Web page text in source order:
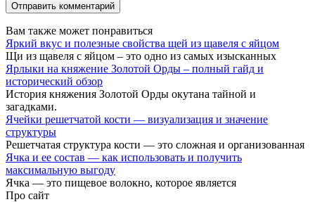
Вам также может понравиться
Яркий вкус и полезные свойства щей из щавеля с яйцом
Щи из щавеля с яйцом – это одно из самых изысканных
Ярлыки на княжение Золотой Орды – полный гайд и
исторический обзор
История княжения Золотой Орды окутана тайной и
загадками.
Ячейки решетчатой кости — визуализация и значение
структуры
Решетчатая структура кости — это сложная и организованная
Ячка и ее состав — как использовать и получить
максимальную выгоду
Ячка — это пищевое волокно, которое является
Про сайт